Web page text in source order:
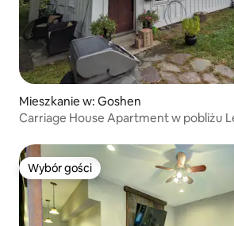
Mieszkanie w: Goshen
Carriage House Apartment w pobliżu
Wybór gości
Wybór gości